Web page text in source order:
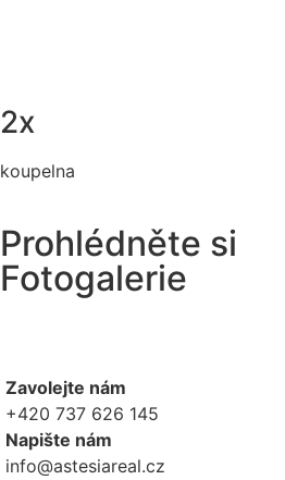
2x
koupelna
Prohlédněte si
Fotogalerie
Zavolejte nám
+420 737 626 145
Napište nám
info@astesiareal.cz